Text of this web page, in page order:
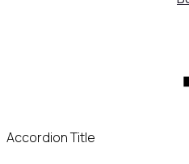
Accordion Title